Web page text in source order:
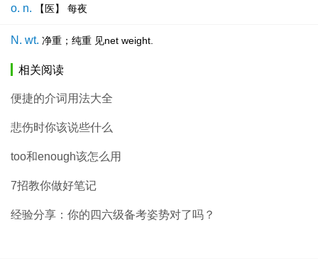
o. n. 【医】 每夜
N. wt. 净重；纯重 见net weight.
相关阅读
便捷的介词用法大全
悲伤时你该说些什么
too和enough该怎么用
7招教你做好笔记
经验分享：你的四六级备考姿势对了吗？